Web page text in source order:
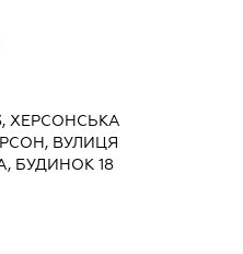
ХЕРСОНСЬКА
ВУЛИЦЯ
БУДИНОК 18